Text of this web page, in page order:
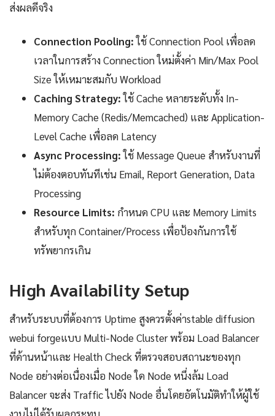
ส่งผลดีจริง
Connection Pooling:ใช้ Connection Pool เพื่อลด
เวลาในการสร้าง Connection ใหม่ตั้งค่า Min/Max Pool
Size ให้เหมาะสมกับ Workload
Caching Strategy:ใช้ Cache หลายระดับทั้ง In-
Memory Cache (Redis/Memcached) และ Application-
Level Cache เพื่อลด Latency
Async Processing:ใช้ Message Queue สำหรับงานที่
ไม่ต้องตอบทันทีเช่น Email, Report Generation, Data
Processing
Resource Limits: กำหนด CPU และ Memory Limits
สำหรับทุก Container/Process เพื่อป้องกันการใช้
ทรัพยากรเกิน
High Availability Setup
สำหรับระบบที่ต้องการ Uptime สูงควรตั้งค่าstable diffusion
webui forgeแบบ Multi-Node Cluster พร้อม Load Balancer
ที่ด้านหน้าและ Health Check ที่ตรวจสอบสถานะของทุก
Node อย่างต่อเนื่องเมื่อ Node ใด Node หนึ่งล้ม Load
Balancer จะส่ง Traffic ไปยัง Node อื่นโดยอัตโนมัติทำให้ผู้ใช้